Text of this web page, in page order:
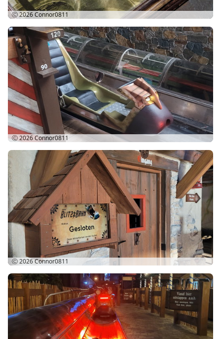
Ⓒ 2026Connor0811
Ⓒ 2026Connor0811
Ⓒ 2026Connor0811